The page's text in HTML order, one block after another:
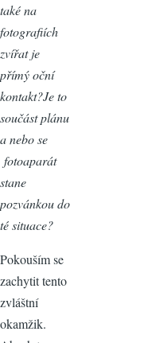
také na
fotografiích
zvířat je
přímý oční
kontakt?Je to
součást plánu
a nebo se
fotoaparát
stane
pozvánkou do
té situace?
Pokouším se
zachytit tento
zvláštní
okamžik.